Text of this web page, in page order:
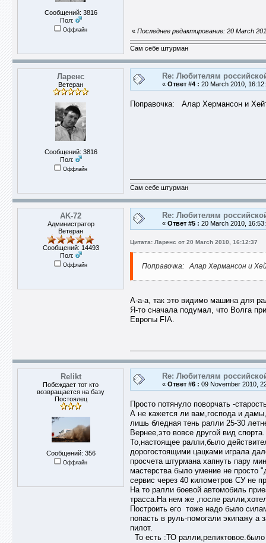
Сообщений: 3816
Пол:
Оффлайн « Последнее редактирование: 20 March
Сам себе штурман
Ларенс
Ветеран
Сообщений: 3816
Пол:
Оффлайн
Re: Любителям
« Ответ #4 : 20 March 2010,
Поправочка: Алар Хермансон и
Сам себе штурман
AK-72
Администратор
Ветеран
Сообщений: 14493
Пол:
Оффлайн
Re: Любителям
« Ответ #5 : 20 March 2010,
Цитата: Ларенс от 20 March 2010, 16:12:37
Поправочка: Алар Хермансон и
А-а-а, так это видимо машина для
Я-то сначала подумал, что Волга
Европы FIA.
Relikt
Побеждает тот кто
возвращается на базу
Постоялец
Сообщений: 356
Оффлайн
Re: Любителям
« Ответ #6 : 09 November 2010,
Просто потянуло поворчать -
А не кажется ли вам,господа и
лишь бледная тень ралли 25-30
Вернее,это вовсе другой вид спорта.
То,настоящее ралли,было
дорогостоящими цацками играла
просчета штурмана хапнуть пару
мастерства было умение не просто
сервис через 40 километров СУ не
На то ралли боевой автомобиль
трасса.На нем же ,после
Построить его тоже надо было
попасть в руль-помогали экипажу
пилот.
То есть :ТО